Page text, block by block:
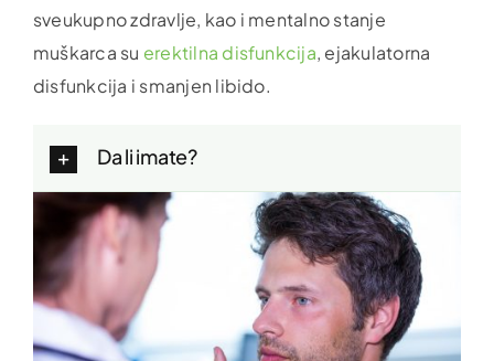
sveukupno zdravlje, kao i mentalno stanje
muškarca su erektilna disfunkcija, ejakulatorna
disfunkcija i smanjen libido.
Da li imate?